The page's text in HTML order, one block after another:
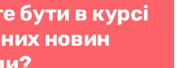
бути в курсі
новин